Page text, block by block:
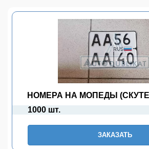
НОМЕРА НА МОПЕДЫ
1000 шт.
ЗАКАЗАТЬ